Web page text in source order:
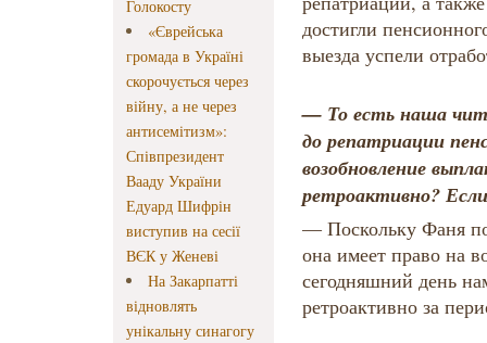
Голокосту
«Єврейська
громада в Україні
скорочується через
війну, а не через
антисемітизм»:
Співпрезидент
Вааду України
Едуард Шифрін
виступив на сесії
ВЄК у Женеві
На Закарпатті
відновлять
унікальну синагогу
достигли
выезда успели
— То есть наша
до репатриации
возобновление
ретроактивно?
— Поскольку Фаня
она имеет право на
сегодняшний день
ретроактивно за